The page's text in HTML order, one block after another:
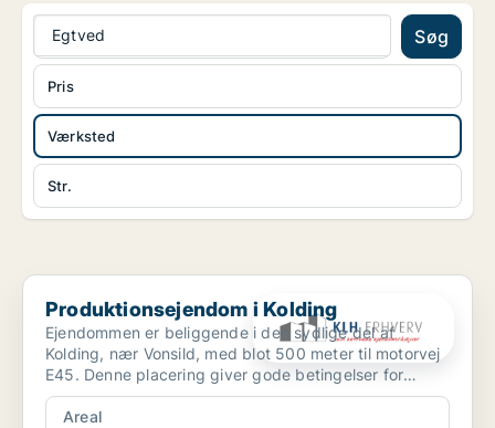
Egtved Søg
Værksted
Str.
Pris
Produktionsejendom i Kolding
Produktionsejendom i Kolding
Ejendommen er beliggende i den sydlige del af
Kolding, nær Vonsild, med blot 500 meter til motorvej
E45. Denne placering giver gode betingelser for
erhvervsm...
Areal